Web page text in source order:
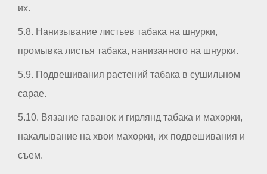
их.
5.8. Нанизывание листьев табака на шнурки,
промывка листья табака, нанизанного на шнурки.
5.9. Подвешивания растений табака в сушильном
сарае.
5.10. Вязание гаванок и гирлянд табака и махорки,
накалывание на хвои махорки, их подвешивания и
съем.